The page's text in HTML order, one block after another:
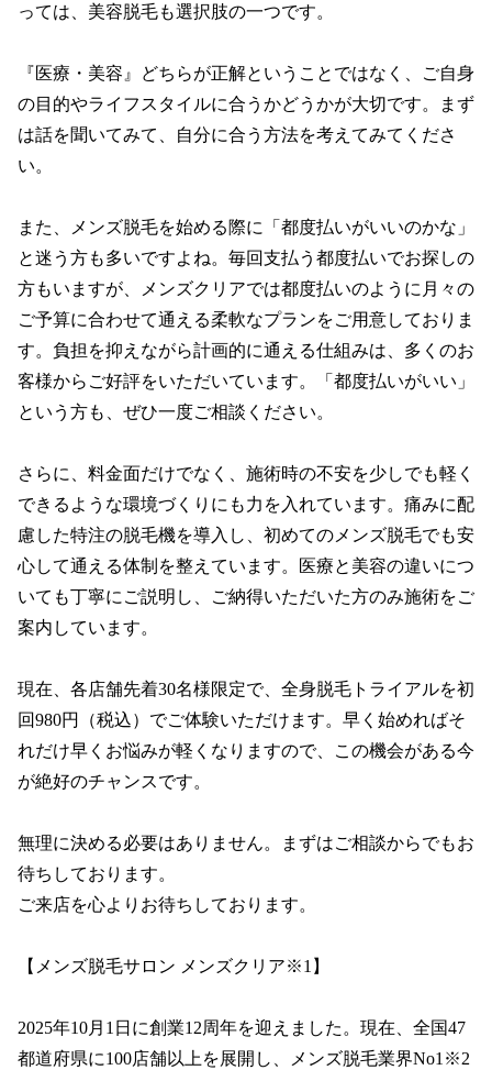
っては、美容脱毛も選択肢の一つです。
『医療・美容』どちらが正解ということではなく、ご自身
の目的やライフスタイルに合うかどうかが大切です。まず
は話を聞いてみて、自分に合う方法を考えてみてくださ
い。
また、メンズ脱毛を始める際に「都度払いがいいのかな」
と迷う方も多いですよね。毎回支払う都度払いでお探しの
方もいますが、メンズクリアでは都度払いのように月々の
ご予算に合わせて通える柔軟なプランをご用意しておりま
す。負担を抑えながら計画的に通える仕組みは、多くのお
客様からご好評をいただいています。「都度払いがいい」
という方も、ぜひ一度ご相談ください。
さらに、料金面だけでなく、施術時の不安を少しでも軽く
できるような環境づくりにも力を入れています。痛みに配
慮した特注の脱毛機を導入し、初めてのメンズ脱毛でも安
心して通える体制を整えています。医療と美容の違いにつ
いても丁寧にご説明し、ご納得いただいた方のみ施術をご
案内しています。
現在、各店舗先着30名様限定で、全身脱毛トライアルを初
回980円（税込）でご体験いただけます。早く始めればそ
れだけ早くお悩みが軽くなりますので、この機会がある今
が絶好のチャンスです。
無理に決める必要はありません。まずはご相談からでもお
待ちしております。
ご来店を心よりお待ちしております。
【メンズ脱毛サロン メンズクリア※1】
2025年10月1日に創業12周年を迎えました。現在、全国47
都道府県に100店舗以上を展開し、メンズ脱毛業界No1※2